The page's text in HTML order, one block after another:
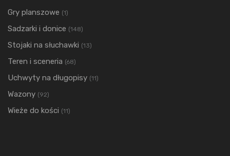
Gry planszowe (1)
Sadzarki i donice (148)
Stojaki na słuchawki (13)
Teren i sceneria (68)
Uchwyty na długopisy (11)
Wazony (92)
Wieże do kości (11)